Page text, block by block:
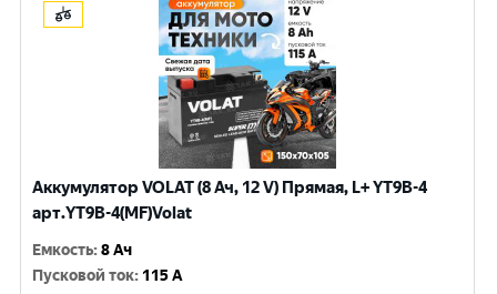
Аккумулятор VOLAT (8 Ач, 12 V) Прямая, L+ YT9B-4
арт.YT9B-4(MF)Volat
Емкость:8 Ач
Пусковой ток: 115 A